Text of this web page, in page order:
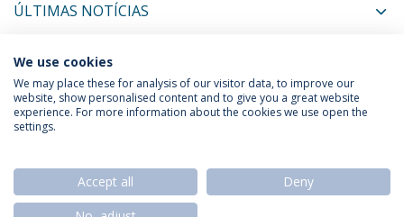
ÚLTIMAS NOTÍCIAS
PRÓXIMOS EVENTOS
Política de Privacidade
Termos & Condições
We use cookies
We may place these for analysis of our visitor data, to improve our
website, show personalised content and to give you a great website
experience. For more information about the cookies we use open the
settings.
Accept all
Deny